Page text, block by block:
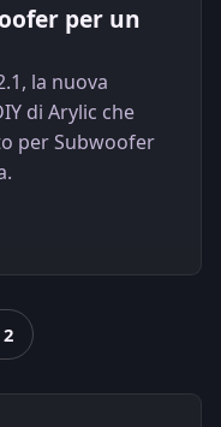
per un
la nuova
di Arylic che
per Subwoofer